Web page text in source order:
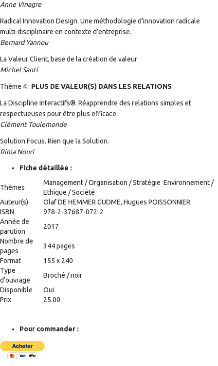
Anne Vinagre
Radical Innovation Design. Une méthodologie d’innovation radicale
multi-disciplinaire en contexte d’entreprise.
Bernard Yannou
La Valeur Client, base de la création de valeur
Michel Santi
Thème 4 : PLUS DE VALEUR(S) DANS LES RELATIONS
La Discipline Interactifs®. Réapprendre des relations simples et
respectueuses pour être plus efficace.
Clément Toulemonde
Solution Focus. Rien que la Solution.
Rima Nouri
Fiche détaillée :
Thèmes
Management / Organisation / Stratégie Environnement /
Ethique / Société
Auteur(s)
Olaf DE HEMMER GUDME, Hugues POISSONNIER
ISBN
978-2-37687-072-2
Année de
parution
2017
Nombre de
pages
344 pages
Format
155 x 240
Type
d’ouvrage
Broché / noir
Disponible
Oui
Prix
25.00
Pour commander :